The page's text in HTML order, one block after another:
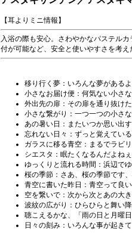
【耳よりミニ情報】
入浴の際も安心。さわやかなパステル
付が可能など、安全と使いやすさを考
移り行く夢：いろんな夢がある
小さなお届け便 ：何気ない小さ
外出先の扉：その扉を通り抜け
小さな繋がり：一つ一つの小さ
あの暑い日：またいつか思い出
忘れない日々：ずっと覚えてい
ガラスに移る青空：まるでラビ
シエスタ：眠たくなるんだよね
ゆっくりと流れる時間 ：浜辺で
桜の季節 ：さあ、桜の季節です
青空に書いた昨日：青空って良
空を繋いで：次から次とあの大
波紋の広がり：ひらひらと舞い
聴こえるかな、「雨の日と月曜日
日々の刻み ：いろんな事が起き